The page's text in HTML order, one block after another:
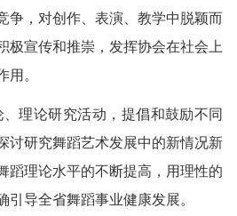
争，对创作、表演、教学中脱颖而
极宣传和推崇，发挥协会在社会上
。
理论研究活动，提倡和鼓励不同
讨研究舞蹈艺术发展中的新情况新
蹈理论水平的不断提高，用理性的
导全省舞蹈事业健康发展。